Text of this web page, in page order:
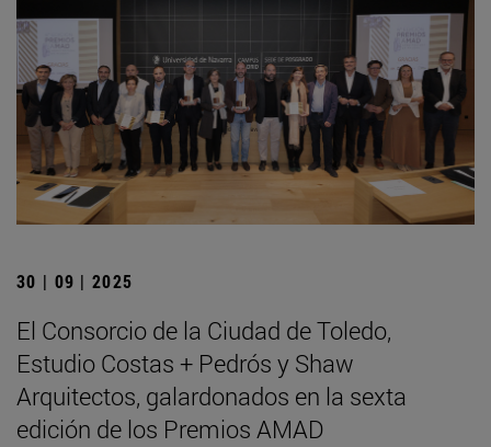
30 | 09 | 2025
El Consorcio de la Ciudad de Toledo,
Estudio Costas + Pedrós y Shaw
Arquitectos, galardonados en la sexta
edición de los Premios AMAD